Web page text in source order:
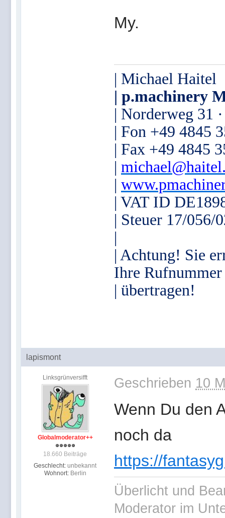
My.
| Michael Haitel
| p.machinery
| Norderweg 31
| Fon +49 4845
| Fax +49 4845
|
|
| VAT ID
| Steuer 17/056/
|
| Achtung! Sie
Ihre Rufnummer
| übertragen!
lapismont
Linksgrünversifft
Globalmoderator++
18.660 Beiträge
Geschlecht: unbekannt
Wohnort: Berlin
Geschrieben 10
Wenn Du den
noch da
https://
Überlicht und
Moderator im